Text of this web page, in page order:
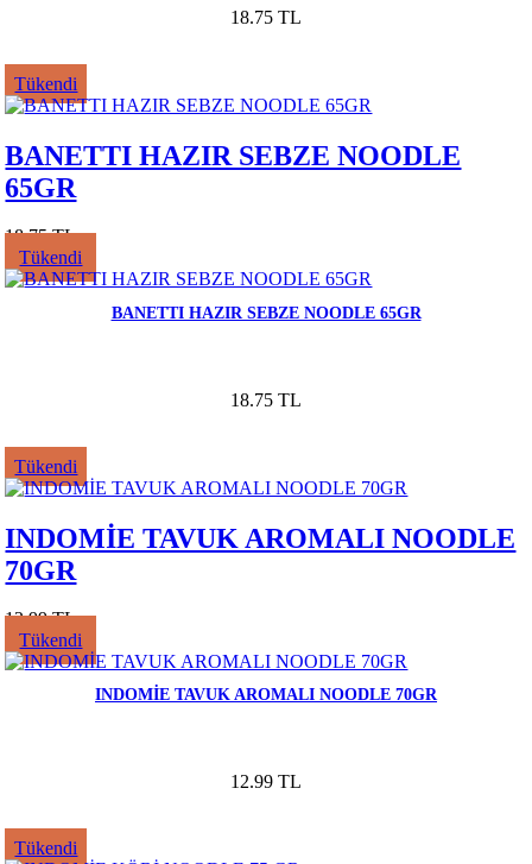
18.75 TL
Tükendi
BANETTI HAZIR SEBZE NOODLE
65GR
18.75 TL
Tükendi
BANETTI HAZIR SEBZE NOODLE 65GR
18.75 TL
Tükendi
INDOMİE TAVUK AROMALI NOODLE
70GR
12.99 TL
Tükendi
INDOMİE TAVUK AROMALI NOODLE 70GR
12.99 TL
Tükendi